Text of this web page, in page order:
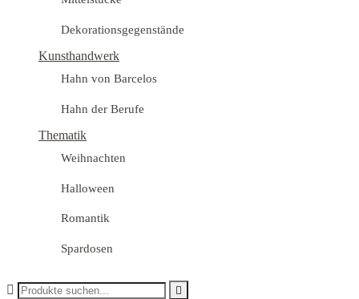
Dekorationsgegenstände
Kunsthandwerk
Hahn von Barcelos
Hahn der Berufe
Thematik
Weihnachten
Halloween
Romantik
Spardosen
 